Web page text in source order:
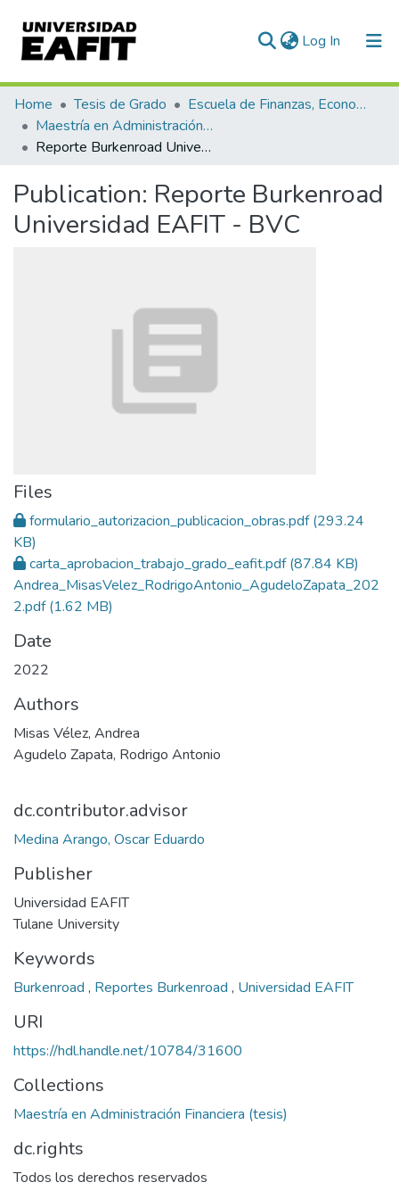
Log In (current)
Communities & Collections
All of DSpace
Home Tesis de Grado
Escuela de Finanzas, Economía y Gobierno
Maestría en Administración Financiera (tesis)
Reporte Burkenroad Universidad EAFIT - BVC
Publication: Reporte Burkenroad
Universidad EAFIT - BVC
Files
formulario_autorizacion_publicacion_obras.pdf(293.24
KB)
carta_aprobacion_trabajo_grado_eafit.pdf(87.84 KB)
Andrea_MisasVelez_RodrigoAntonio_AgudeloZapata_202
2.pdf(1.62 MB)
Date
2022
Authors
Misas Vélez, Andrea
Agudelo Zapata, Rodrigo Antonio
dc.contributor.advisor
Medina Arango, Oscar Eduardo
Publisher
Universidad EAFIT
Tulane University
Keywords
Burkenroad , Reportes Burkenroad , Universidad EAFIT
URI
https://hdl.handle.net/10784/31600
Collections
Maestría en Administración Financiera (tesis)
dc.rights
Todos los derechos reservados